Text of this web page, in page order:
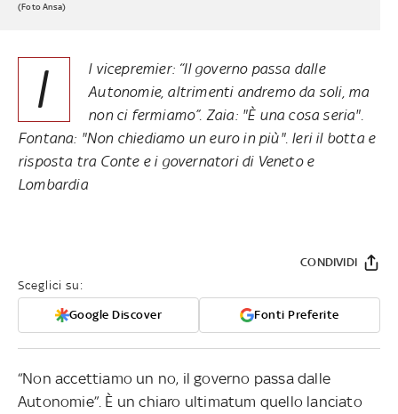
(Foto Ansa)
I
l vicepremier: “Il governo passa dalle
Autonomie, altrimenti andremo da soli, ma
non ci fermiamo”. Zaia: "È una cosa seria".
Fontana: "Non chiediamo un euro in più". Ieri il botta e
risposta tra Conte e i governatori di Veneto e
Lombardia
Sceglici su:
Google Discover Fonti Preferite
CONDIVIDI
“Non accettiamo un no, il governo passa dalle
Autonomie”. È un chiaro ultimatum quello lanciato